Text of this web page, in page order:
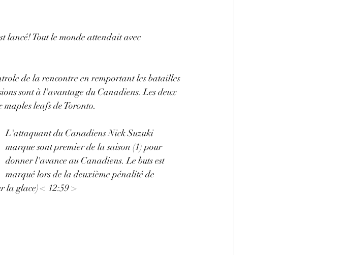
lancé! Tout le monde attendait avec
de la rencontre en remportant les batailles
sont à l'avantage du Canadiens. Les deux
leafs de Toronto.
L'attaquant du Canadiens Nick Suzuki
marque sont premier de la saison (1) pour
donner l'avance au Canadiens. Le buts est
marqué lors de la deuxième pénalité de
la glace) < 12:59 >